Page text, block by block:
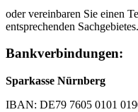
oder vereinbaren Sie einen
entsprechenden Sachgebietes.
Bankverbindungen:
Sparkasse Nürnberg
IBAN: DE79 7605 0101